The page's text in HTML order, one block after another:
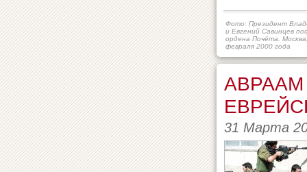
Фото: Президент
и Евгений Савинцев
ордена Почёта.
февраля 2000 года
31 Марта